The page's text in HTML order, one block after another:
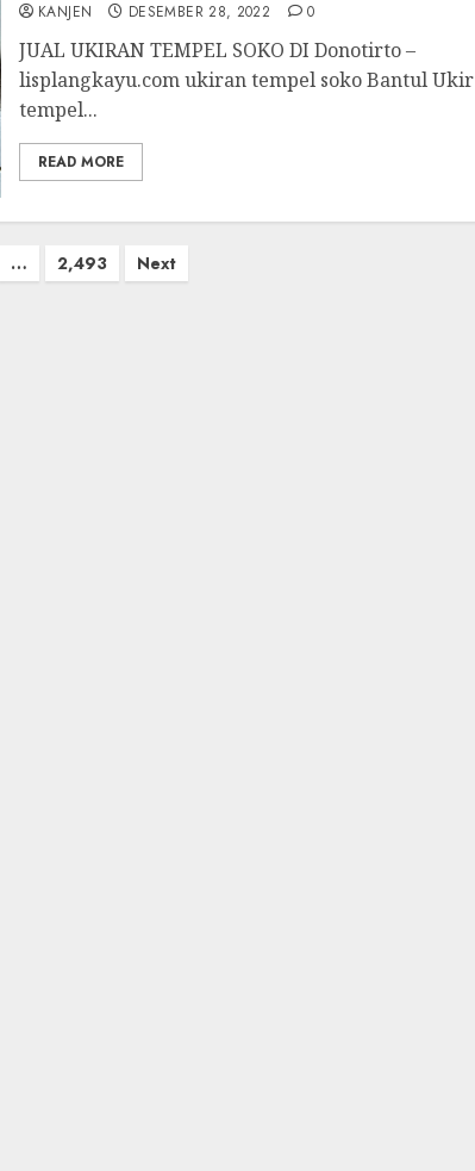
KANJEN DESEMBER 28, 2022 0
JUAL UKIRAN TEMPEL SOKO DI Donotirto –
lisplangkayu.com ukiran tempel soko Bantul Ukir
tempel...
READ MORE
… 2,493 Next